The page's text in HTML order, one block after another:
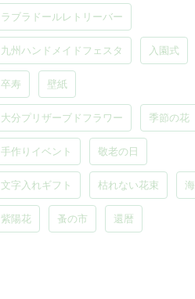
ラブラドールレトリーバー
九州ハンドメイドフェスタ 入園式
卒寿 壁紙
大分プリザーブドフラワー 季節の花
手作りイベント 敬老の日
文字入れギフト 枯れない花束 海
紫陽花 蚤の市 還暦